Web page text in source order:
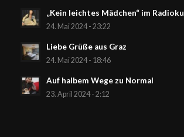
„Kein leichtes Mädchen“ im
24. Mai 2024 - 23:22
Liebe Grüße aus Graz
24. Mai 2024 - 18:46
Auf halbem Wege zu Normal
23. April 2024 - 2:12